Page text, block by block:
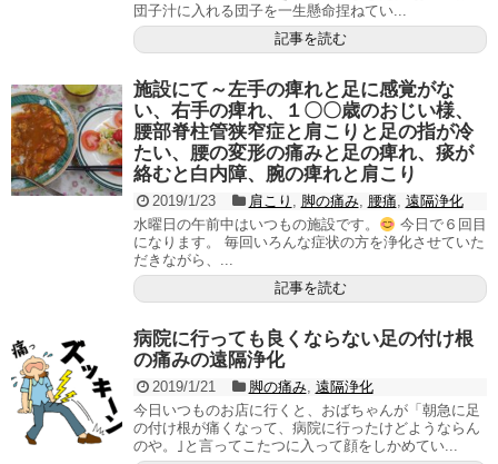
団子汁に入れる団子を一生懸命捏ねてい...
記事を読む
施設にて～左手の痺れと足に感覚がな
い、右手の痺れ、１〇〇歳のおじい様、
腰部脊柱管狭窄症と肩こりと足の指が冷
たい、腰の変形の痛みと足の痺れ、痰が
絡むと白内障、腕の痺れと肩こり
2019/1/23 肩こり , 脚の痛み, 腰痛, 遠隔浄化
水曜日の午前中はいつもの施設です。
今日で６回目
になります。 毎回いろんな症状の方を浄化させていた
だきながら、...
記事を読む
病院に行っても良くならない足の付け根
の痛みの遠隔浄化
2019/1/21 脚の痛み, 遠隔浄化
今日いつものお店に行くと、おばちゃんが「朝急に足
の付け根が痛くなって、病院に行ったけどようならん
のや。｣と言ってこたつに入って顔をしかめてい...